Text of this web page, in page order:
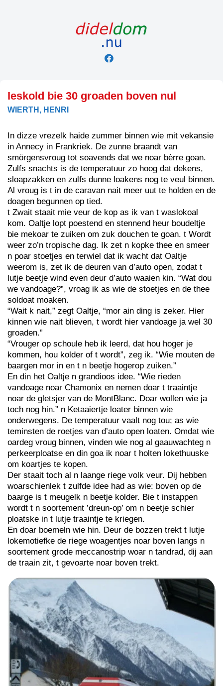
Ieskold bie 30 groaden boven nul
WIERTH, HENRI
In dizze vrezelk haide zummer binnen wie mit vekansie
in Annecy in Frankriek. De zunne braandt van
smörgensvroug tot soavends dat we noar bèrre goan.
Zulfs snachts is de temperatuur zo hoog dat dekens,
sloapzakken en zulfs dunne loakens nog te veul binnen.
Al vroug is t in de caravan nait meer uut te holden en de
doagen begunnen op tied.
t Zwait staait mie veur de kop as ik van t waslokoal
kom. Oaltje lopt poestend en stennend heur boudeltje
bie mekoar te zuiken om zuk douchen te goan. t Wordt
weer zo’n tropische dag. Ik zet n kopke thee en smeer
n poar stoetjes en terwiel dat ik wacht dat Oaltje
weerom is, zet ik de deuren van d’auto open, zodat t
lutje beetje wind even deur d’auto waaien kin. “Wat dou
we vandoage?”, vroag ik as wie de stoetjes en de thee
soldoat moaken.
“Wait k nait,” zegt Oaltje, “mor ain ding is zeker. Hier
kinnen wie nait blieven, t wordt hier vandoage ja wel 30
groaden.”
“Vrouger op schoule heb ik leerd, dat hou hoger je
kommen, hou kolder of t wordt”, zeg ik. “Wie mouten de
baargen mor in en t n beetje hogerop zuiken.”
En din het Oaltje n grandioos idee. “Wie rieden
vandoage noar Chamonix en nemen doar t traaintje
noar de gletsjer van de MontBlanc. Doar wollen wie ja
toch nog hin.” n Ketaaiertje loater binnen wie
onderwegens. De temperatuur vaalt nog tou; as wie
teminsten de roetjes van d’auto open loaten. Omdat wie
oardeg vroug binnen, vinden wie nog al gaauwachteg n
perkeerploatse en din goa ik noar t holten lokethuuske
om koartjes te kopen.
Der staait toch al n laange riege volk veur. Dij hebben
woarschienlek t zulfde idee had as wie: boven op de
baarge is t meugelk n beetje kolder. Bie t instappen
wordt t n soortement ’dreun-op’ om n beetje schier
ploatske in t lutje traaintje te kriegen.
En doar boemeln wie hin. Deur de bozzen trekt t lutje
lokemotiefke de riege woagentjes noar boven langs n
soortement grode meccanostrip woar n tandrad, dij aan
de traain zit, t gevoarte noar boven trekt.